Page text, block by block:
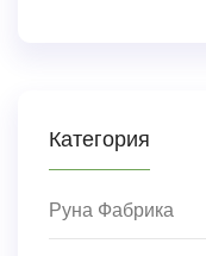
Категория
Руна Фабрика